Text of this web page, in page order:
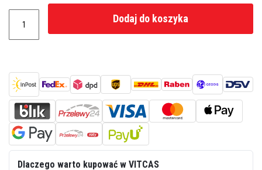
k
i
o
g
n
i
o
o
d
o
Dodaj do koszyka
Dlaczego warto kupować w VITCAS